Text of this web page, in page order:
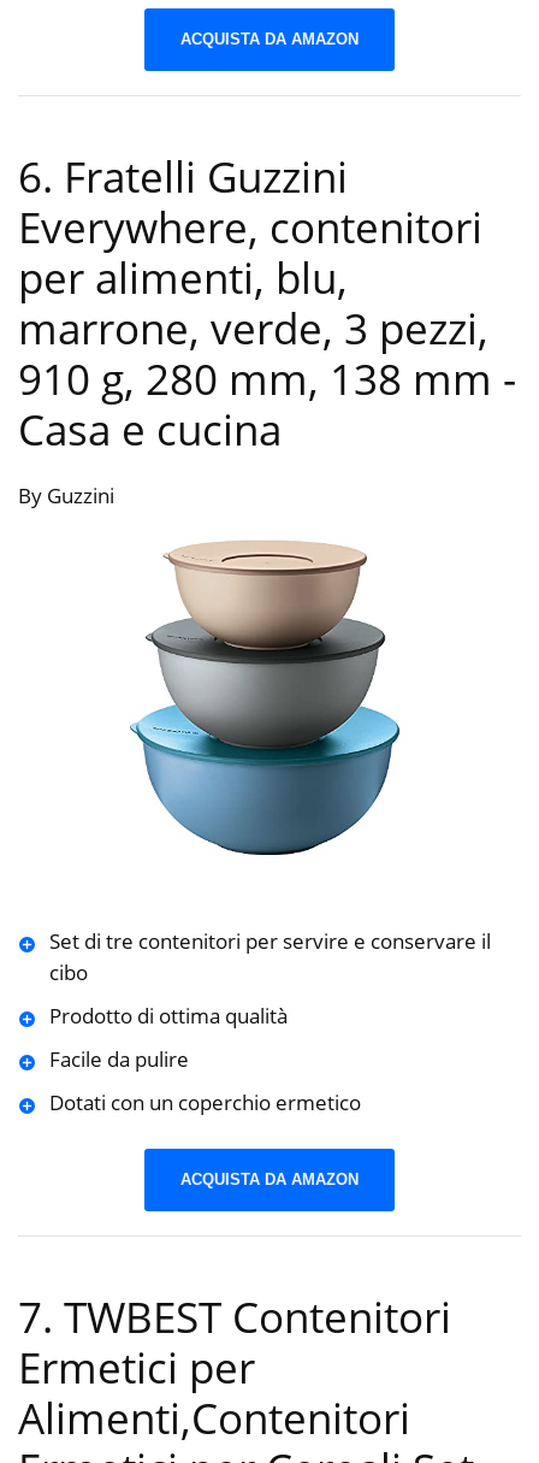
ACQUISTA DA AMAZON
6. Fratelli Guzzini
Everywhere, contenitori
per alimenti, blu,
marrone, verde, 3 pezzi,
910 g, 280 mm, 138 mm -
Casa e cucina
By Guzzini
Set di tre contenitori per servire e conservare il
cibo
Prodotto di ottima qualità
Facile da pulire
Dotati con un coperchio ermetico
ACQUISTA DA AMAZON
7. TWBEST Contenitori
Ermetici per
Alimenti,Contenitori